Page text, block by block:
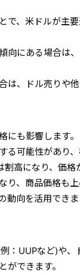
で、米ドルが主
向にある場合は
は、ドル売りや
にも影響します。
る可能性があり
高になり、価格
り、商品価格も
動向を活用できま
：UUPなど)や
ができます。